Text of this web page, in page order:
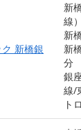
新橋銀
新
線
新
新
分
銀
線/
ト